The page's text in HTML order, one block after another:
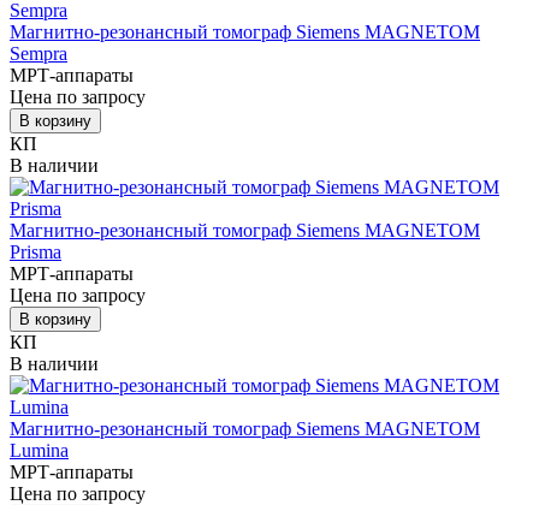
Магнитно-резонансный томограф Siemens MAGNETOM
Sempra
МРТ-аппараты
Цена по запросу
В корзину
КП
В наличии
Магнитно-резонансный томограф Siemens MAGNETOM
Prisma
МРТ-аппараты
Цена по запросу
В корзину
КП
В наличии
Магнитно-резонансный томограф Siemens MAGNETOM
Lumina
МРТ-аппараты
Цена по запросу